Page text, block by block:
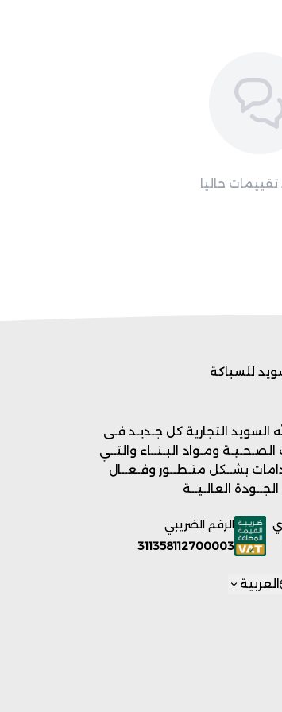
تقييمات حاليا
السويد التجارية كل جـديـد فـى
ومـواد البـنــاء والتــي
بشــكل متـطــور وفـعــال
العالـيــة
الرقم الضريبي
311358112700003
العربية